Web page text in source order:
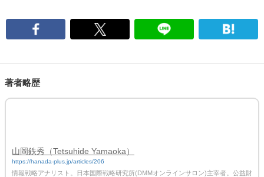
著者略歴
山岡鉄秀（Tetsuhide Yamaoka）
https://hanada-plus.jp/articles/206
情報戦略アナリスト。日本国際戦略研究所(DMMオンラインサロン)主宰者。公益財